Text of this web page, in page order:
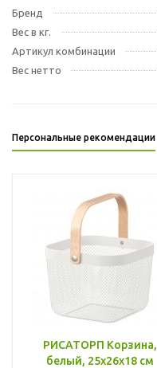
Бренд
Вес в кг.
Артикул комбинации
Вес нетто
Персональные рекомендации
РИСАТОРП Корзина,
белый, 25x26x18 см